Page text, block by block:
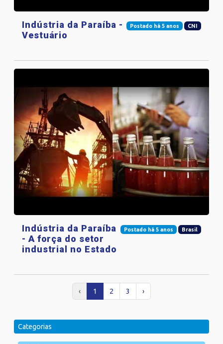
Postado há 5 anos CNI
Indústria da Paraíba -
Vestuário
Postado há 5 anos Brasil
Indústria da Paraíba
- A força do setor
industrial no Estado
‹ 1 2 3 ›
Categorias